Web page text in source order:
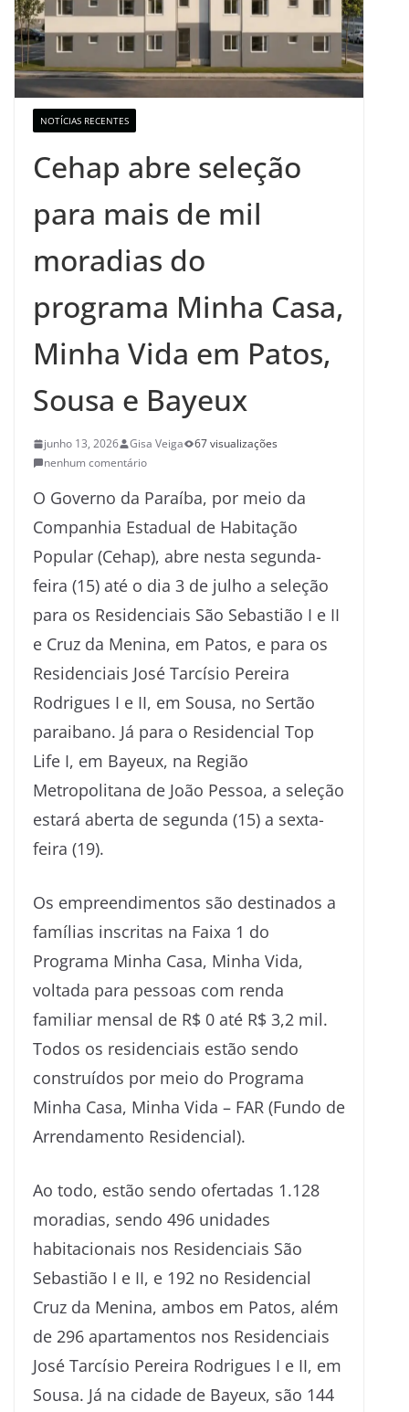
NOTÍCIAS RECENTES
Cehap abre seleção
para mais de mil
moradias do
programa Minha Casa,
Minha Vida em Patos,
Sousa e Bayeux
junho 13, 2026 Gisa Veiga
67 visualizações
nenhum comentário
O Governo da Paraíba, por meio da
Companhia Estadual de Habitação
Popular (Cehap), abre nesta segunda-
feira (15) até o dia 3 de julho a seleção
para os Residenciais São Sebastião I e II
e Cruz da Menina, em Patos, e para os
Residenciais José Tarcísio Pereira
Rodrigues I e II, em Sousa, no Sertão
paraibano. Já para o Residencial Top
Life I, em Bayeux, na Região
Metropolitana de João Pessoa, a seleção
estará aberta de segunda (15) a sexta-
feira (19).
Os empreendimentos são destinados a
famílias inscritas na Faixa 1 do
Programa Minha Casa, Minha Vida,
voltada para pessoas com renda
familiar mensal de R$ 0 até R$ 3,2 mil.
Todos os residenciais estão sendo
construídos por meio do Programa
Minha Casa, Minha Vida – FAR (Fundo de
Arrendamento Residencial).
Ao todo, estão sendo ofertadas 1.128
moradias, sendo 496 unidades
habitacionais nos Residenciais São
Sebastião I e II, e 192 no Residencial
Cruz da Menina, ambos em Patos, além
de 296 apartamentos nos Residenciais
José Tarcísio Pereira Rodrigues I e II, em
Sousa. Já na cidade de Bayeux, são 144